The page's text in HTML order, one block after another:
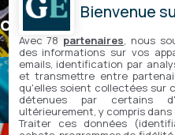
7
Bienvenue
Avec 78 partenaires, nous
des informations sur vos
emails, identification par
et transmettre entre
qu'elles soient collectées sur
détenues par certains
ultérieurement, y compris
Traiter ces données